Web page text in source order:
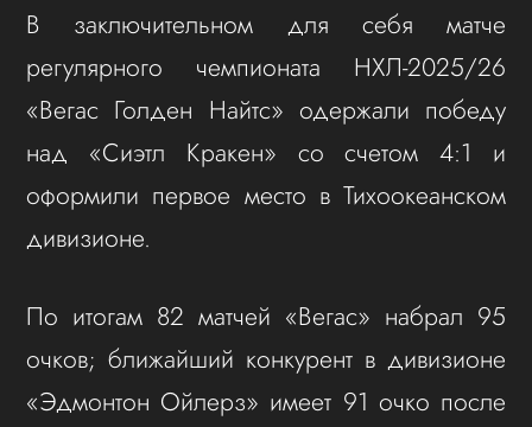
В заключительном для себя матче
регулярного чемпионата НХЛ-2025/26
«Вегас Голден Найтс» одержали победу
над «Сиэтл Кракен» со счетом 4:1 и
оформили первое место в Тихоокеанском
дивизионе.
По итогам 82 матчей «Вегас» набрал 95
очков; ближайший конкурент в дивизионе
«Эдмонтон Ойлерз» имеет 91 очко после